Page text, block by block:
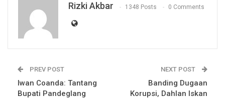
Rizki Akbar 1348 Posts 0 Comments
PREV POST
Iwan Coanda: Tantang
Bupati Pandeglang
NEXT POST
Banding Dugaan
Korupsi, Dahlan Iskan